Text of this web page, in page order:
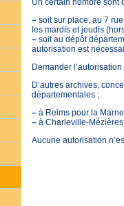
Un certain nombre sont
– soit sur place, au 7
les mardis et jeudis
– soit au dépôt
autorisation est
Demander
D’autres archives,
départementales ;
– à Reims pour la
– à Charleville-
Aucune autorisation